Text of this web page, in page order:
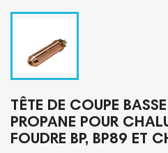
TÊTE DE COUPE
PROPANE POUR
FOUDRE BP, BP89 ET